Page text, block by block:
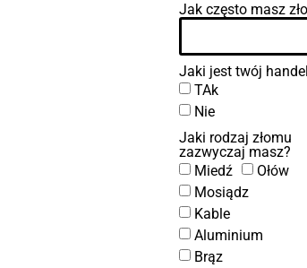
Jak często masz
Jaki jest twój
TAk
Nie
Jaki rodzaj złomu
zazwyczaj masz?
Miedź
Ołów
Mosiądz
Kable
Aluminium
Brąz